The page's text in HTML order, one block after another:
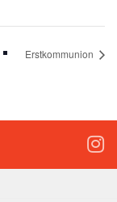
Erstkommunion